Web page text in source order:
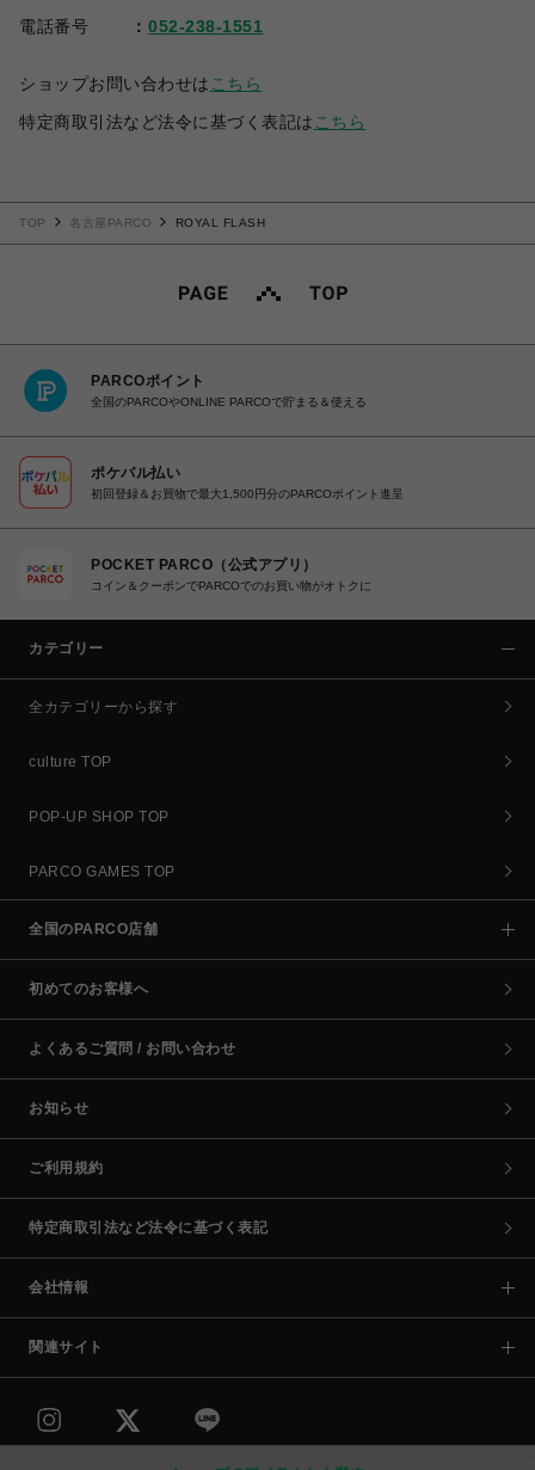
電話番号
052-238-1551
ショップお問い合わせは こちら
特定商取引法など法令に基づく表記は こちら
TOP 名古屋PARCO ROYAL FLASH
PARCOポイント
全国のPARCOやONLINE PARCOで貯まる＆使える
ポケパル払い
初回登録＆お買物で最大1,500円分のPARCOポイント進呈
POCKET PARCO（公式アプリ）
コイン＆クーポンでPARCOでのお買い物がオトクに
カテゴリー
全カテゴリーから探す
culture TOP
POP-UP SHOP TOP
PARCO GAMES TOP
全国のPARCO店舗
初めてのお客様へ
よくあるご質問 / お問い合わせ
お知らせ
ご利用規約
特定商取引法など法令に基づく表記
会社情報
関連サイト